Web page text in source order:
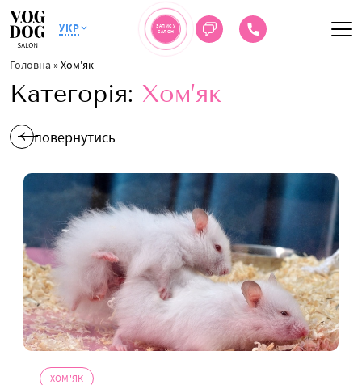
УКР
ЗАПИС У
САЛОН
Головна »Хом'як
Категорія: Хом’як
повернутись
ХОМ'ЯК